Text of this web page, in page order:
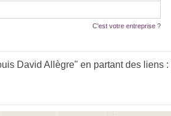
C'est votre entreprise ?
David Allègre" en partant des liens :